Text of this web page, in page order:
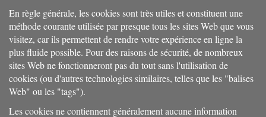
En règle générale, les cookies sont très utiles et constituent une
méthode courante utilisée par presque tous les sites Web que vous
visitez, car ils permettent de rendre votre expérience en ligne la
plus fluide possible. Pour des raisons de sécurité, de nombreux
sites Web ne fonctionneront pas du tout sans l'utilisation de
cookies (ou d'autres technologies similaires, telles que les "balises
Web" ou les "tags").
Les cookies ne contiennent généralement aucune information